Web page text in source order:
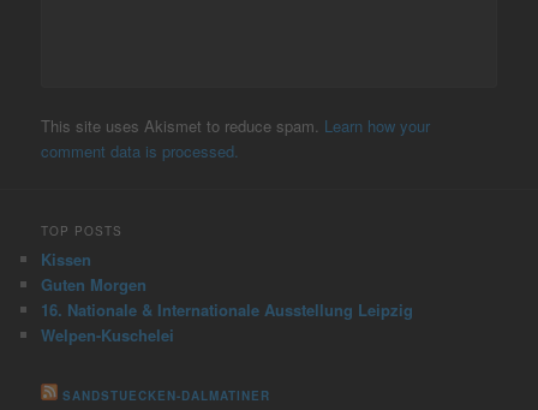
This site uses Akismet to reduce spam. Learn how your
comment data is processed.
TOP POSTS
Kissen
Guten Morgen
16. Nationale & Internationale Ausstellung Leipzig
Welpen-Kuschelei
SANDSTUECKEN-DALMATINER